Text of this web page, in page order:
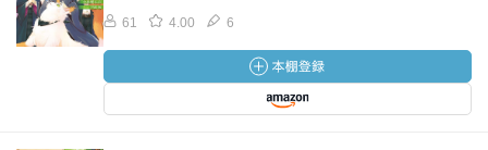
61 4.00 6